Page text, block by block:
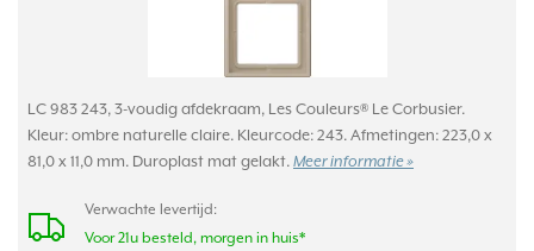
LC 983 243, 3-voudig afdekraam, Les Couleurs® Le Corbusier.
Kleur: ombre naturelle claire. Kleurcode: 243. Afmetingen: 223,0 x
81,0 x 11,0 mm. Duroplast mat gelakt. Meer informatie »
Verwachte levertijd:
Voor 21u besteld, morgen in huis*